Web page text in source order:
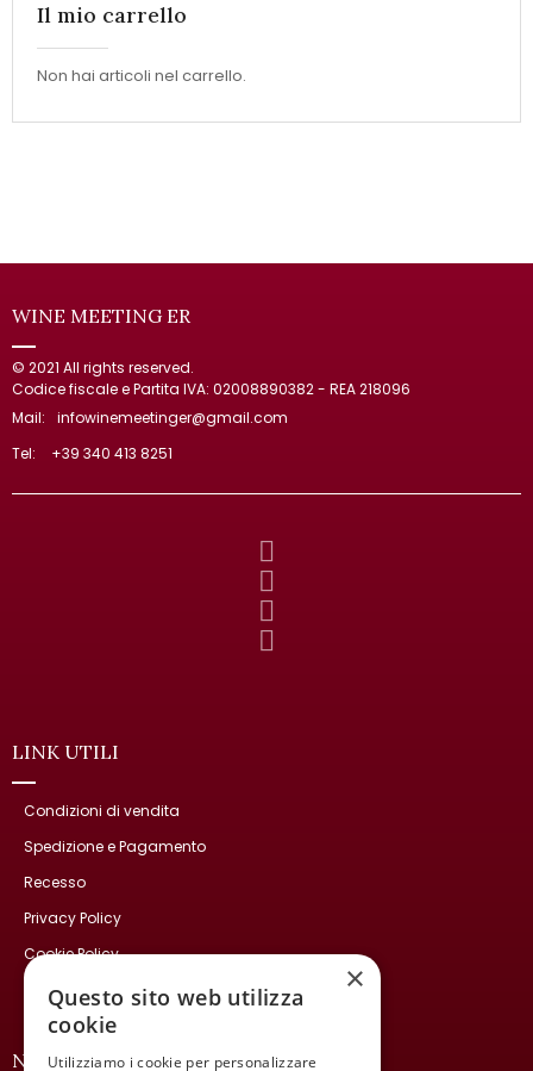
Il mio carrello
Non hai articoli nel carrello.
WINE MEETING ER
© 2021 All rights reserved.
Codice fiscale e Partita IVA: 02008890382 - REA 218096
Mail:
infowinemeetinger@gmail.com
Tel:
+39 340 413 8251
LINK UTILI
Condizioni di vendita
Spedizione e Pagamento
Recesso
Privacy Policy
Cookie Policy
Contatti
NEWSLETTER
×
Questo sito web utilizza
cookie
Utilizziamo i cookie per personalizzare